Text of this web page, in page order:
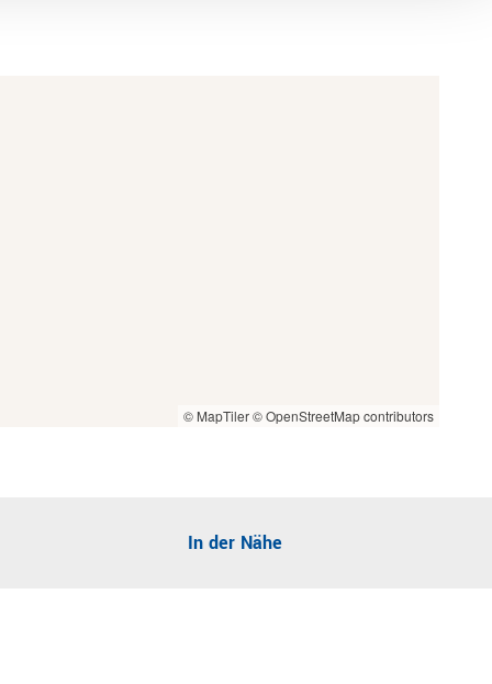
© MapTiler© OpenStreetMap contributors
In der Nähe